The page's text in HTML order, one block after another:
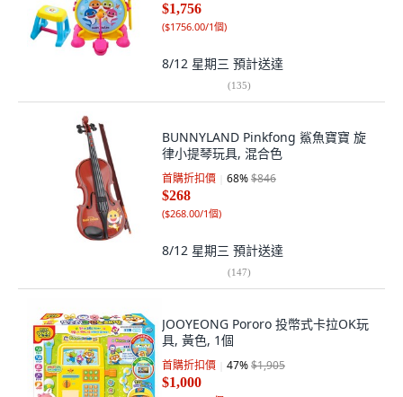
$1,756
($1756.00/1個)
8/12 星期三 預計送達
(135)
BUNNYLAND Pinkfong 鯊魚寶寶 旋
律小提琴玩具, 混合色
首購折扣價 68%$846
$268
($268.00/1個)
8/12 星期三 預計送達
(147)
JOOYEONG Pororo 投幣式卡拉OK玩
具, 黃色, 1個
首購折扣價 47%$1,905
$1,000